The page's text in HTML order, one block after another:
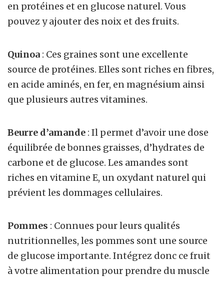
en protéines et en glucose naturel. Vous
pouvez y ajouter des noix et des fruits.
Quinoa : Ces graines sont une excellente
source de protéines. Elles sont riches en fibres,
en acide aminés, en fer, en magnésium ainsi
que plusieurs autres vitamines.
Beurre d’amande : Il permet d’avoir une dose
équilibrée de bonnes graisses, d’hydrates de
carbone et de glucose. Les amandes sont
riches en vitamine E, un oxydant naturel qui
prévient les dommages cellulaires.
Pommes : Connues pour leurs qualités
nutritionnelles, les pommes sont une source
de glucose importante. Intégrez donc ce fruit
à votre alimentation pour prendre du muscle